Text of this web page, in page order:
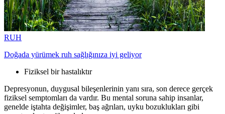
RUH
Doğada yürümek ruh sağlığınıza iyi geliyor
Fiziksel bir hastalıktır
Depresyonun, duygusal bileşenlerinin yanı sıra, son derece gerçek
fiziksel semptomları da vardır. Bu mental soruna sahip insanlar,
genelde iştahta değişimler, baş ağrıları, uyku bozuklukları gibi